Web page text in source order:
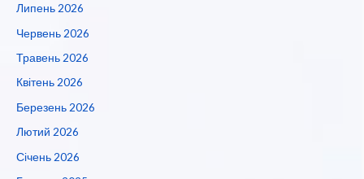
Липень 2026
Червень 2026
Травень 2026
Квітень 2026
Березень 2026
Лютий 2026
Січень 2026